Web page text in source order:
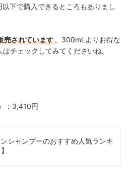
下で購入できるところもありまし
売されています 。300mLよりお得な
チェックしてみてくださいね。
：3,410円
ンシャンプーのおすすめ人気ランキ